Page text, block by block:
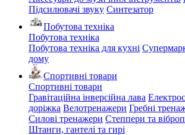
Підсилювачі звуку Синтезатор
Побутова техніка
Побутова техніка
Побутова техніка для кухні
дому
Спортивні товари
Спортивні товари
Гравітаційна інверсійна лава
доріжка Велотренажери Гребні
Силові тренажери Степпери та
Штанги, гантелі та гирі